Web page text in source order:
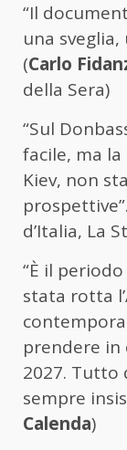
“Il
una
(Carlo
della Sera)
“Sul
facile, ma la
Kiev, non
d’Italia, La
“È il
stata rotta
prendere in
2027. Tutto
sempre
Calenda)